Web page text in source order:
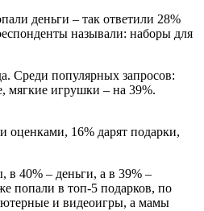
деньги – так ответили 28%
называли: наборы для
Среди популярных запросов:
мягкие игрушки – на 39%.
оценками, 16% дарят подарки,
в 40% – деньги, а в 39% –
попали в топ-5 подарков, по
и видеоигры, а мамы